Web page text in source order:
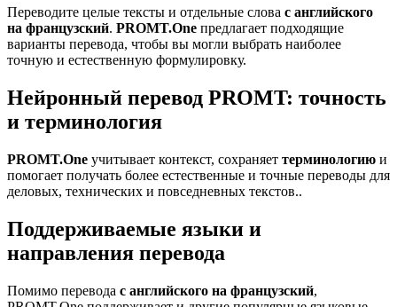
Переводите целые тексты и отдельные слова с английского
на французский. PROMT.One предлагает подходящие
варианты перевода, чтобы вы могли выбрать наиболее
точную и естественную формулировку.
Нейронный перевод PROMT: точность
и терминология
PROMT.One учитывает контекст, сохраняет терминологию и
помогает получать более естественные и точные переводы для
деловых, технических и повседневных текстов..
Поддерживаемые языки и
направления перевода
Помимо перевода с английского на французский,